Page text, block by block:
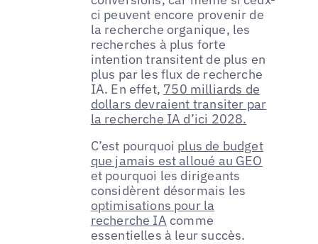
ci peuvent encore provenir de
la recherche organique, les
recherches à plus forte
intention transitent de plus en
plus par les flux de recherche
IA. En effet, 750 milliards de
dollars devraient transiter par
la recherche IA d’ici 2028.
C’est pourquoi plus de budget
que jamais est alloué au GEO
et pourquoi les dirigeants
considèrent désormais les
optimisations pour la
recherche IA comme
essentielles à leur succès.